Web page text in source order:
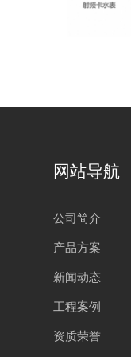
网站导航
公司简介
产品方案
新闻动态
工程案例
资质荣誉